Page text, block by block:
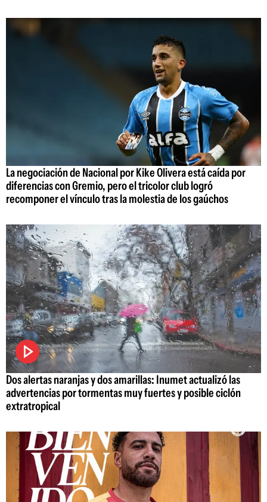
La negociación de Nacional por Kike Olivera está caída por
diferencias con Gremio, pero el tricolor club logró
recomponer el vínculo tras la molestia de los gaúchos
Dos alertas naranjas y dos amarillas: Inumet actualizó las
advertencias por tormentas muy fuertes y posible ciclón
extratropical